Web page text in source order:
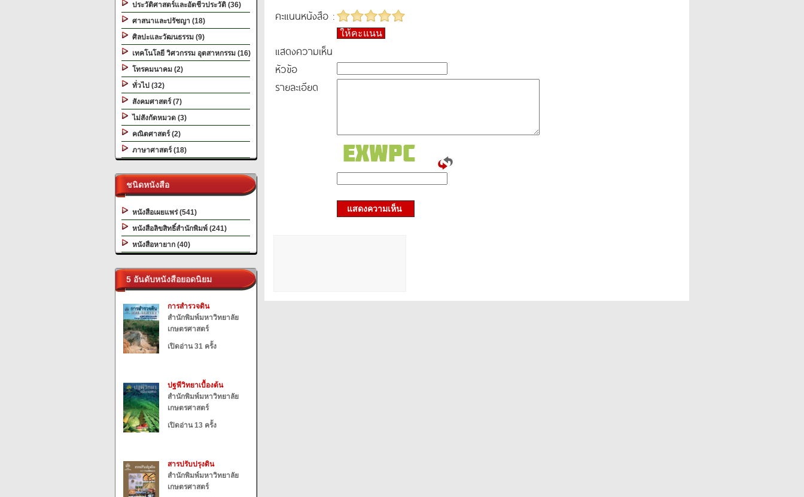
ประวัติศาสตร์และอัตชีวประวัติ (36)
ศาสนาและปรัชญา (18)
ศิลปะและวัฒนธรรม (9)
เทคโนโลยี วิศวกรรม อุตสาหกรรม (16)
โทรคมนาคม (2)
ทั่วไป (32)
สังคมศาสตร์ (7)
ไม่สังกัดหมวด (3)
คณิตศาสตร์ (2)
ภาษาศาสตร์ (18)
ชนิดหนังสือ
หนังสือเผยแพร่ (541)
หนังสือลิขสิทธิ์สำนักพิมพ์ (241)
หนังสือหายาก (40)
5 อันดับหนังสือยอดนิยม
การสำรวจดิน
สำนักพิมพ์มหาวิทยาลัย
เกษตรศาสตร์
เปิดอ่าน 31 ครั้ง
ปฐพีวิทยาเบื้องต้น
สำนักพิมพ์มหาวิทยาลัย
เกษตรศาสตร์
เปิดอ่าน 13 ครั้ง
สารปรับปรุงดิน
สำนักพิมพ์มหาวิทยาลัย
เกษตรศาสตร์
คะแนนหนังสือ :
ให้คะแนน
แสดงความเห็น
หัวข้อ
รายละเอียด
แสดงความเห็น